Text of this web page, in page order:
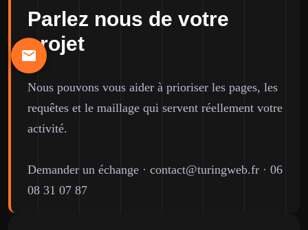
Parlez nous de votre
projet
Nous pouvons vous aider à prioriser les pages, les
requêtes et le maillage qui servent réellement votre
activité.
Demander un échange · contact@turingweb.fr · 06
08 31 07 87